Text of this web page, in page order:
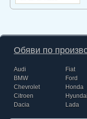
Обяви по
Audi
BMW
Chevrolet
Citroen
Dacia
Fiat
Ford
Honda
Hyundai
Lada